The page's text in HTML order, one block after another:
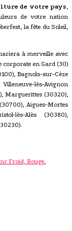
de votre pays
de votre nation
la fête du Soleil,
à merveille avec
corporate en Gard (30)
Bagnols-sur-Cèze
lès-Avignon
Marguerittes (30320),
Aigues-Mortes
lès-Alès (30380),
Froid, Rouge